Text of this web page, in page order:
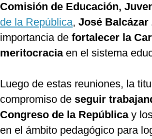
Comisión de Educación,
de la República, José Balcázar
importancia de fortalecer la
meritocracia en el sistema
Luego de estas reuniones, la
compromiso de seguir
Congreso de la Repúblicay
en el ámbito pedagógico para